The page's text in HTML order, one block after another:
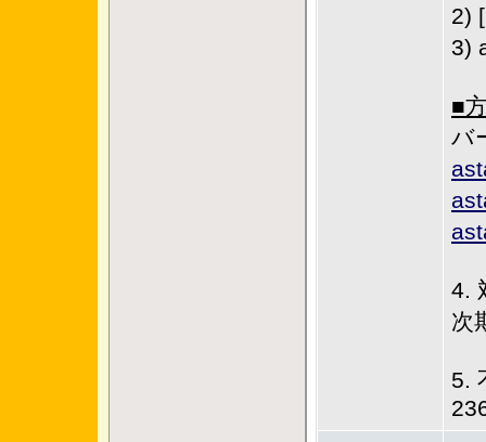
2)
3)
■
バ
4.
次
5.